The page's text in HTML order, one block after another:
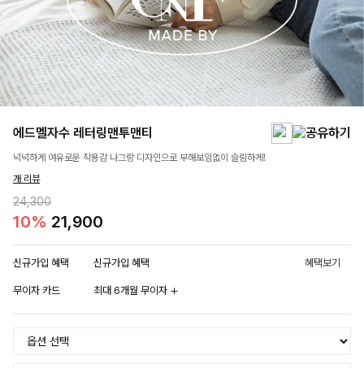
에드멜자수 레터링맨투맨티
넉넉하게 여유로운 착용감 나그랑 디자인으로 부해보임없이 슬림하게!
개 리뷰
24,300
10% 21,900
신규가입 혜택 신규가입 혜택 혜택보기
무이자 카드 최대 6개월 무이자